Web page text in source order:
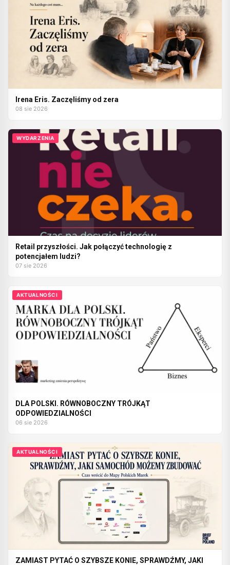
Irena Eris. Zaczęliśmy od zera
08 sie 2026
WYDARZENIA
Retail przyszłości. Jak połączyć technologię z
potencjałem ludzi?
07 sie 2026
AKTUALNOŚCI
DLA POLSKI. RÓWNOBOCZNY TRÓJKĄT
ODPOWIEDZIALNOŚCI
06 sie 2026
AKTUALNOŚCI
ZAMIAST PYTAĆ O SZYBSZE KONIE, SPRAWDŹMY, JAKI